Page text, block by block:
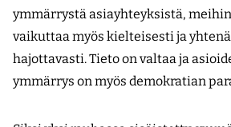
ymmärrystä asiayhteyksistä,
vaikuttaa myös kielteisesti ja
hajottavasti. Tieto on valtaa ja
ymmärrys on myös demokratian